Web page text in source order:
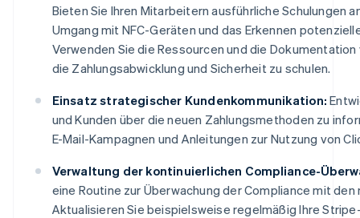
Bieten Sie Ihren Mitarbeitern ausführliche Schulungen
Umgang mit NFC-Geräten und das Erkennen
Verwenden Sie die Ressourcen und die
die Zahlungsabwicklung und Sicherheit zu schulen.
Einsatz strategischer Kundenkommunikation:
und Kunden über die neuen Zahlungsmethoden zu
E-Mail-Kampagnen und Anleitungen zur Nutzung von
Verwaltung der kontinuierlichen Compliance-
eine Routine zur Überwachung der Compliance mit
Aktualisieren Sie beispielsweise regelmäßig Ihre